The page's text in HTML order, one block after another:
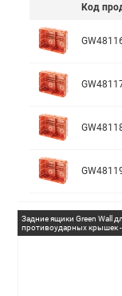
Код
Задние ящики Green Wall
противоударных крышек